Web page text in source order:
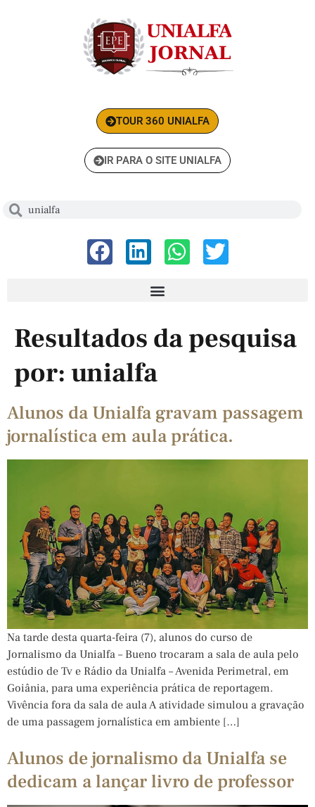
TOUR 360 UNIALFA
IR PARA O SITE UNIALFA
Resultados da pesquisa
por: unialfa
Alunos da Unialfa gravam passagem
jornalística em aula prática.
Na tarde desta quarta-feira (7), alunos do curso de
Jornalismo da Unialfa – Bueno trocaram a sala de aula pelo
estúdio de Tv e Rádio da Unialfa – Avenida Perimetral, em
Goiânia, para uma experiência prática de reportagem.
Vivência fora da sala de aula A atividade simulou a gravação
de uma passagem jornalística em ambiente […]
Alunos de jornalismo da Unialfa se
dedicam a lançar livro de professor